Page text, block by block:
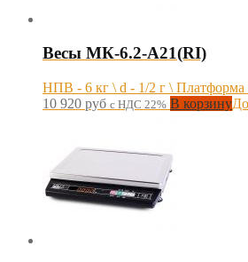
Весы МК-6.2-А21(RI)
НПВ - 6 кг \ d - 1/2 г \ Платформа
10 920 руб с НДС 22% В корзину